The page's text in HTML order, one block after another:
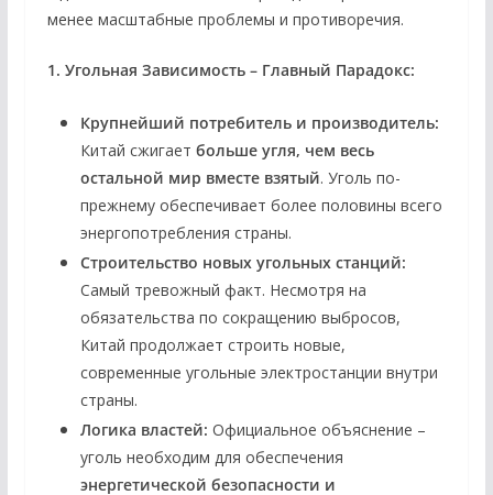
менее масштабные проблемы и противоречия.
1. Угольная Зависимость – Главный Парадокс:
Крупнейший потребитель и производитель:
Китай сжигает больше угля, чем весь
остальной мир вместе взятый. Уголь по-
прежнему обеспечивает более половины всего
энергопотребления страны.
Строительство новых угольных станций:
Самый тревожный факт. Несмотря на
обязательства по сокращению выбросов,
Китай продолжает строить новые,
современные угольные электростанции внутри
страны.
Логика властей: Официальное объяснение –
уголь необходим для обеспечения
энергетической безопасности и